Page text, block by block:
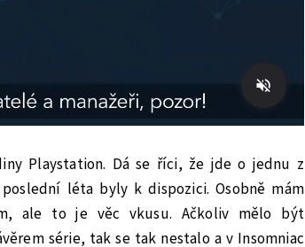
Playstation. Dá se říci, že jde o jednu z
léta byly k dispozici. Osobně mám
ale to je věc vkusu. Ačkoliv mělo být
série, tak se tak nestalo a v Insomniac